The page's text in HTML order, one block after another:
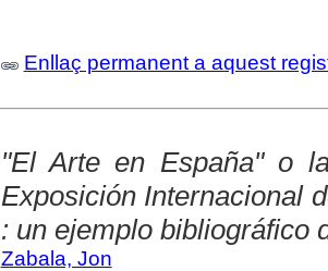
Enllaç permanent a aquest
"El Arte en España" o
Exposición Internacional
: un ejemplo bibliográfico
Zabala, Jon